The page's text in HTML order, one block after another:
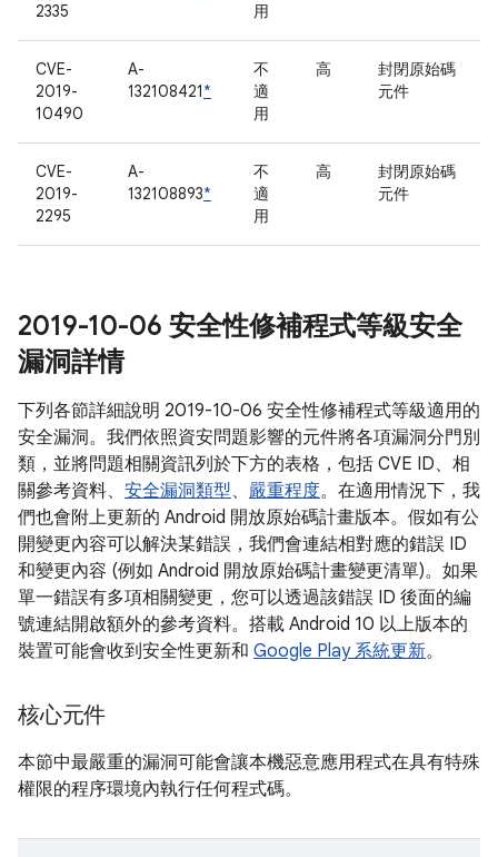
2335
用
CVE-
2019-
10490
A-
132108421*
不
適
用
高
封閉原始碼
元件
CVE-
2019-
2295
A-
132108893*
不
適
用
高
封閉原始碼
元件
2019-10-06 安全性修補程式等級安全
漏洞詳情
下列各節詳細說明 2019-10-06 安全性修補程式等級適用的
安全漏洞。我們依照資安問題影響的元件將各項漏洞分門別
類，並將問題相關資訊列於下方的表格，包括 CVE ID、相
關參考資料、 安全漏洞類型、 嚴重程度。在適用情況下，我
們也會附上更新的 Android 開放原始碼計畫版本。假如有公
開變更內容可以解決某錯誤，我們會連結相對應的錯誤 ID
和變更內容 (例如 Android 開放原始碼計畫變更清單)。如果
單一錯誤有多項相關變更，您可以透過該錯誤 ID 後面的編
號連結開啟額外的參考資料。搭載 Android 10 以上版本的
裝置可能會收到安全性更新和 Google Play 系統更新。
核心元件
本節中最嚴重的漏洞可能會讓本機惡意應用程式在具有特殊
權限的程序環境內執行任何程式碼。